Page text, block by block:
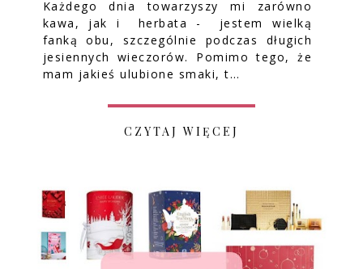
Każdego dnia towarzyszy mi zarówno
kawa, jak i herbata - jestem wielką
fanką obu, szczególnie podczas długich
jesiennych wieczorów. Pomimo tego, że
mam jakieś ulubione smaki, t…
CZYTAJ WIĘCEJ